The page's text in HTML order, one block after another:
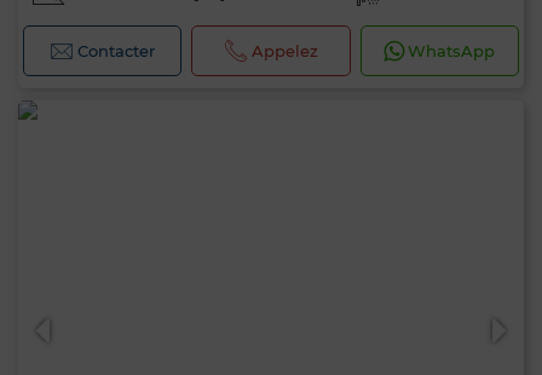
Contacter Appelez WhatsApp